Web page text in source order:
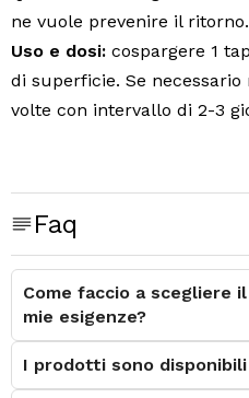
ne vuole prevenire il ritorno.
Uso e dosi: cospargere 1
di superficie. Se
volte con intervallo di 2-3
Faq
Come faccio a scegliere
mie esigenze?
I prodotti sono disponibili